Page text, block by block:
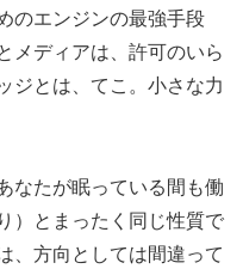
のエンジンの最強手段
メディアは、許可のいら
ジとは、てこ。小さな力
なたが眠っている間も働
）とまったく同じ性質で
、方向としては間違って